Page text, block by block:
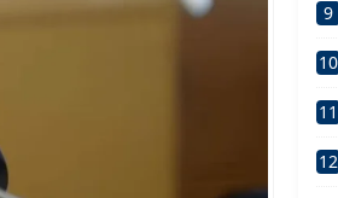
9
10
11
12